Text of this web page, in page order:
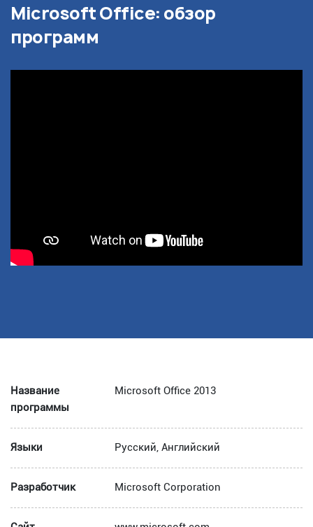
Microsoft Office: обзор
программ
Название
программы
Microsoft Office 2013
Языки Русский, Английский
Разработчик Microsoft Corporation